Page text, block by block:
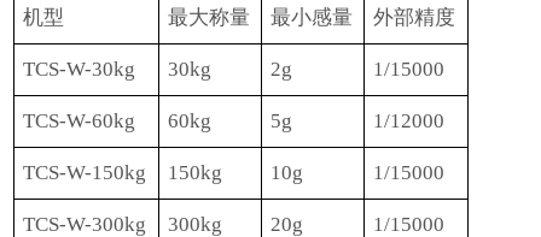
机型 最大称量 最小感量 外部精度
TCS-W-30kg 30kg 2g 1/15000
TCS-W-60kg 60kg 5g 1/12000
TCS-W-150kg 150kg 10g 1/15000
TCS-W-300kg 300kg 20g 1/15000